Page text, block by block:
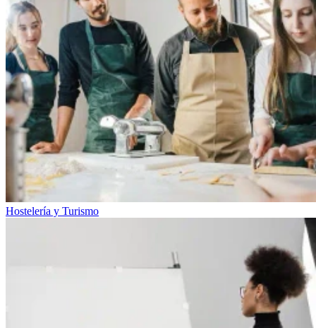
Hostelería y Turismo